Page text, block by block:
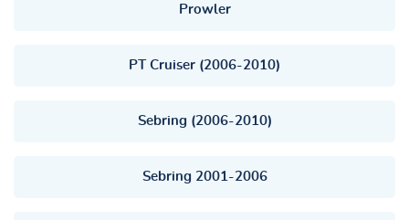
Prowler
PT Cruiser (2006-2010)
Sebring (2006-2010)
Sebring 2001-2006